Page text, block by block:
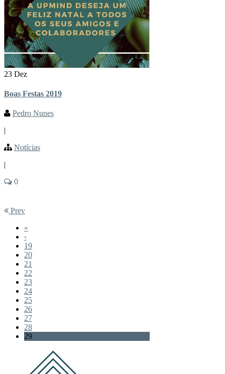
23 Dez
Boas Festas 2019
Pedro Nunes
|
Notícias
|
0
Prev
«
‹
19
20
21
22
23
24
25
26
27
28
29